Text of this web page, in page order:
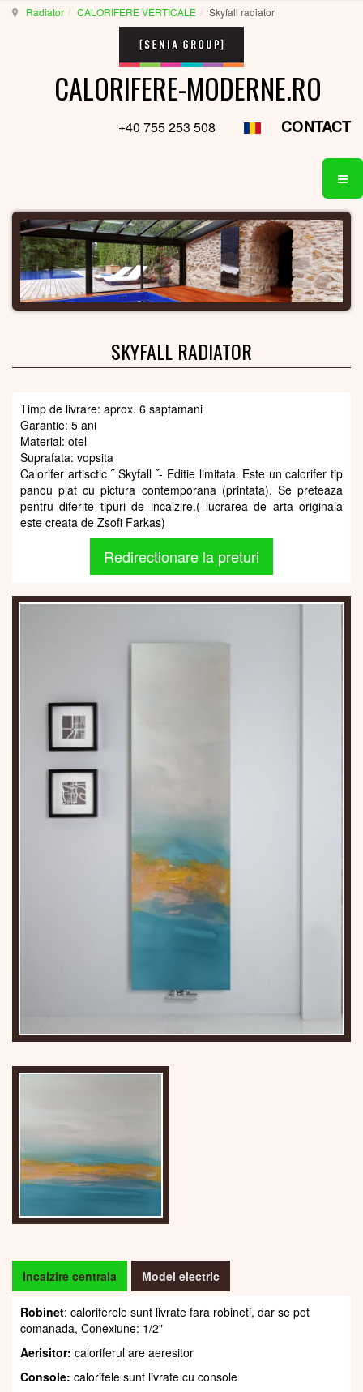
Radiator CALORIFERE VERTICALE Skyfall radiator
CALORIFERE-MODERNE.RO
+40 755 253 508 CONTACT
SKYFALL RADIATOR
Timp de livrare: aprox. 6 saptamani
Garantie: 5 ani
Material: otel
Suprafata: vopsita
Calorifer artisctic ˝ Skyfall ˝- Editie limitata. Este un calorifer tip
panou plat cu pictura contemporana (printata). Se preteaza
pentru diferite tipuri de incalzire.( lucrarea de arta originala
este creata de Zsofi Farkas)
Redirectionare la preturi
Incalzire centrala Model electric
Robinet: caloriferele sunt livrate fara robineti, dar se pot
comanada, Conexiune: 1/2"
Aerisitor: caloriferul are aeresitor
Console: calorifele sunt livrate cu console